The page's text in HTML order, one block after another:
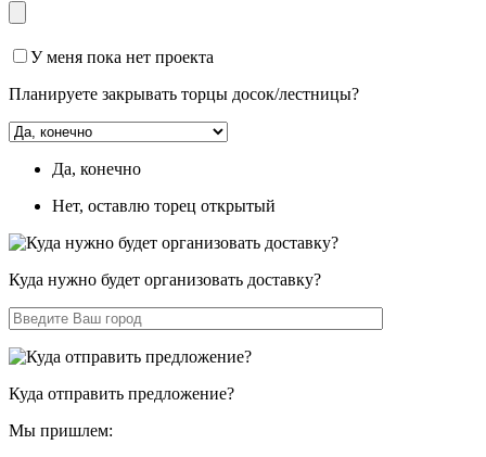
У меня пока нет проекта
Планируете закрывать торцы досок/лестницы?
Да, конечно
Нет, оставлю торец открытый
Куда нужно будет организовать доставку?
Куда отправить предложение?
Мы пришлем: